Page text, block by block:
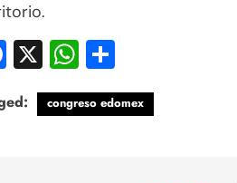
Facebook
X WhatsApp
congreso edomex